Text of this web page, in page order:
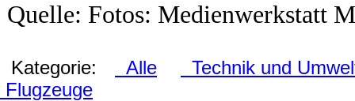
Quelle: Fotos: Medienwerkstatt
Kategorie: Alle
Technik und
Flugzeuge